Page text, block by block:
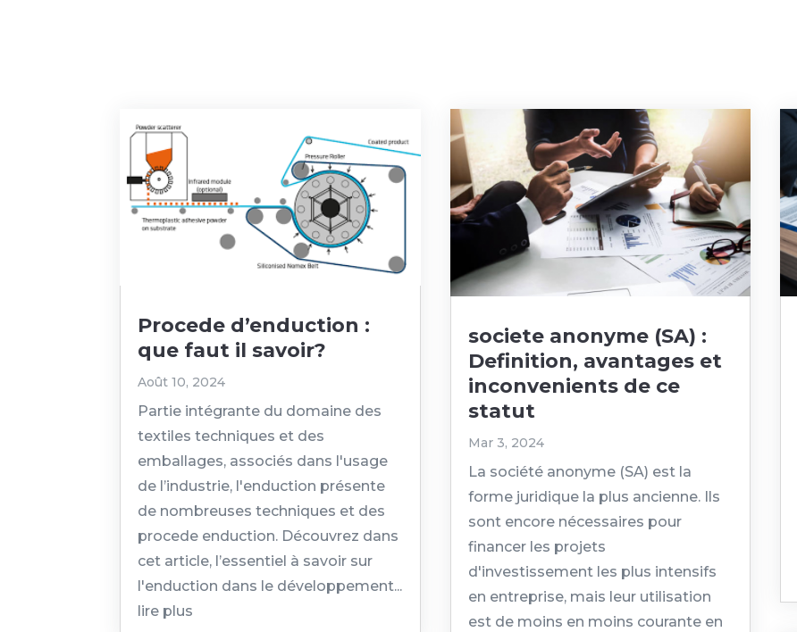
Procede d’enduction :
que faut il savoir?
Août 10, 2024
Partie intégrante du domaine des
textiles techniques et des
emballages, associés dans l'usage
de l’industrie, l'enduction présente
de nombreuses techniques et des
procede enduction. Découvrez dans
cet article, l’essentiel à savoir sur
l'enduction dans le développement...
lire plus
societe anonyme (SA) :
Definition, avantages et
inconvenients de ce
statut
Mar 3, 2024
La société anonyme (SA) est la
forme juridique la plus ancienne. Ils
sont encore nécessaires pour
financer les projets
d'investissement les plus intensifs
en entreprise, mais leur utilisation
est de moins en moins courante en